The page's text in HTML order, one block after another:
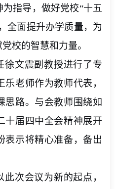
指导，做好党校“十五
全面提升办学质量，为
校的智慧和力量。
徐文震副教授进行了专
老师作为教师代表，
思路。与会教师围绕如
十届四中全会精神展开
表示将精心准备，备出
次会议为新的起点，